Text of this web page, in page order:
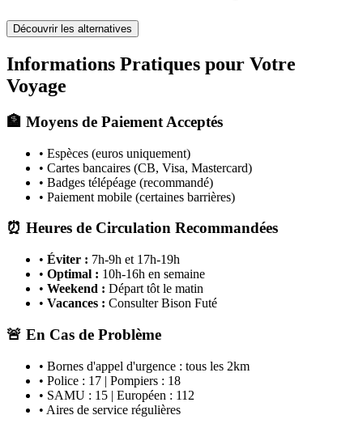
Découvrir les alternatives
Informations Pratiques pour Votre
Voyage
🏦 Moyens de Paiement Acceptés
• Espèces (euros uniquement)
• Cartes bancaires (CB, Visa, Mastercard)
• Badges télépéage (recommandé)
• Paiement mobile (certaines barrières)
⏰ Heures de Circulation Recommandées
• Éviter : 7h-9h et 17h-19h
• Optimal : 10h-16h en semaine
• Weekend : Départ tôt le matin
• Vacances : Consulter Bison Futé
🚨 En Cas de Problème
• Bornes d'appel d'urgence : tous les 2km
• Police : 17 | Pompiers : 18
• SAMU : 15 | Européen : 112
• Aires de service régulières